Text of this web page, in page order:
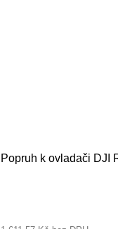
Popruh k ovladači DJI